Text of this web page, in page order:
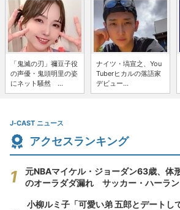
「鬼滅の刃」禰豆子役
の声優・鬼頭明里の姿
にネット騒然 ...
ナイツ・塙宣之、You
Tuberヒカルの落語家
デビュー...
J-CAST ニュース
アクセスランキング
元NBAマイケル・ジョーダン63歳、体
のオーラダダ漏れ サッカー・ハーラ
小柳ルミ子「可愛い弟 五郎とデートし